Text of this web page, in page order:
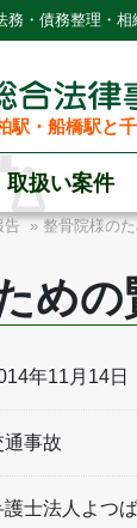
・債務整理・
駅・船橋駅と
取扱い案件
告 » 整骨院様の
めの
年11月14日
通事故
護士法人よつ